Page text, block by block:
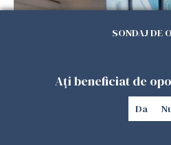
SONDAJ DE
Ați beneficiat de
Da